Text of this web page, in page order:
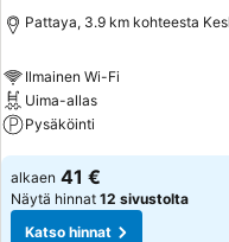
Pattaya, 3.9 km kohteesta
Ilmainen Wi-Fi
Uima-allas
Pysäköinti
Katso hinnat
alkaen 41 €
Näytä hinnat 12 sivustolta
Katso hinnat